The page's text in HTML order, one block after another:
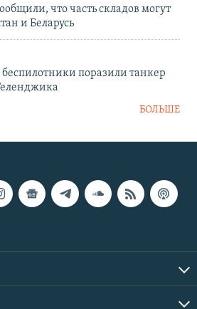
что часть складов могут
и Беларусь
поразили танкер
БОЛЬШЕ